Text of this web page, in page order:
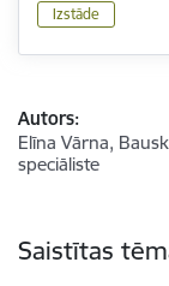
Izstāde
Autors:
Elīna Vārna,
speciāliste
Saistītas